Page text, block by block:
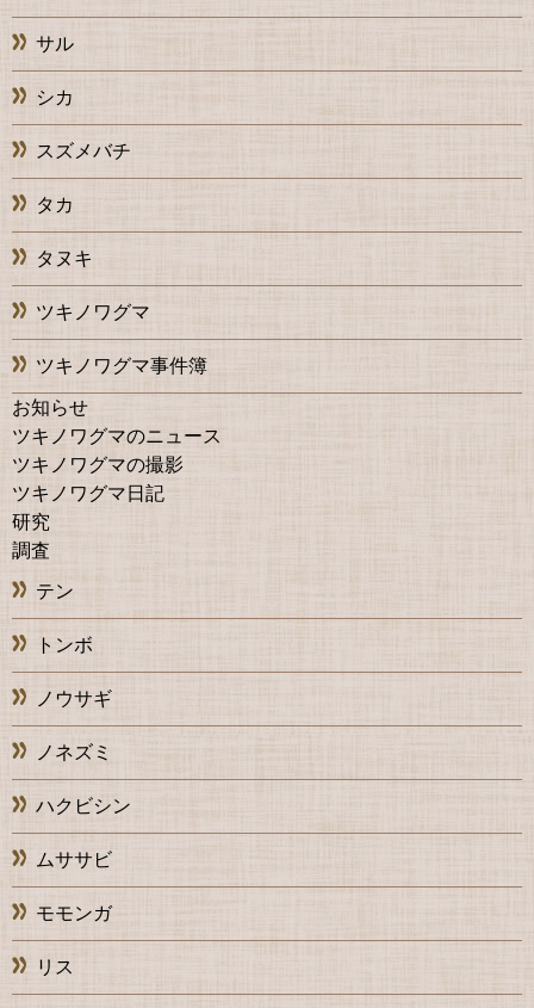
サル
シカ
スズメバチ
タカ
タヌキ
ツキノワグマ
ツキノワグマ事件簿
お知らせ
ツキノワグマのニュース
ツキノワグマの撮影
ツキノワグマ日記
研究
調査
テン
トンボ
ノウサギ
ノネズミ
ハクビシン
ムササビ
モモンガ
リス